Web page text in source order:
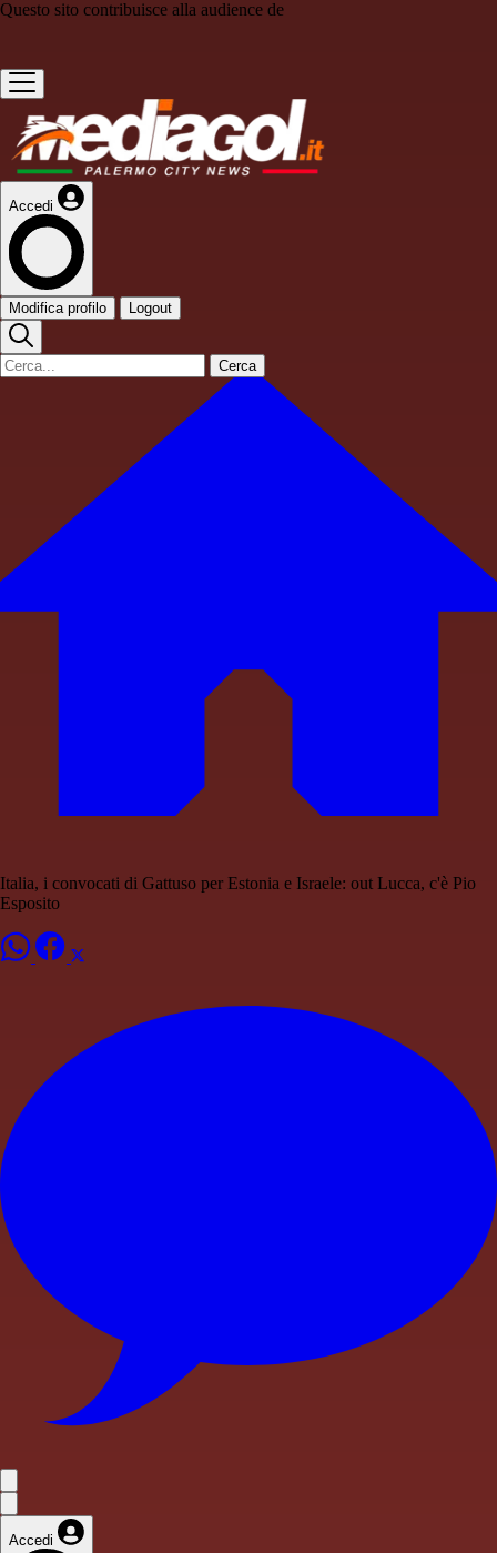
Questo sito contribuisce alla audience de
Accedi
Modifica profilo Logout
Cerca
Italia, i convocati di Gattuso per Estonia e Israele: out Lucca, c'è Pio
Esposito
Accedi